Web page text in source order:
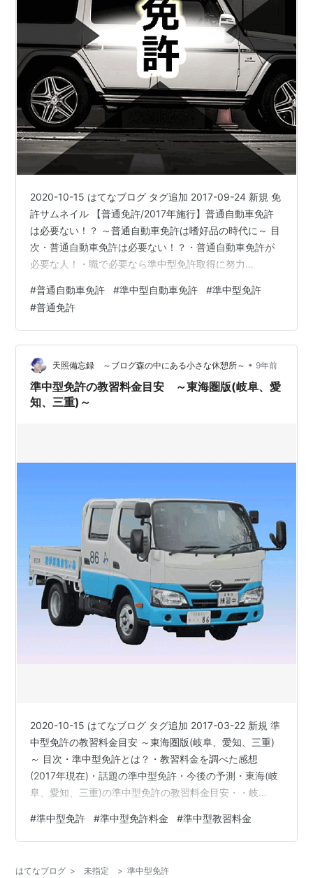
2020-10-15 はてなブログ タグ追加 2017-09-24 新規 免
許サムネイル 【普通免許/2017年施行】普通自動車免許
は必要ない！？ ～普通自動車免許は嗜好品の時代に～ 目
次・普通自動車免許は必要ない！？・普通自動車免許が
必要な人！・職で必要なら準中型免許取得に努力
考、引用◆◇その他、著作権の定められた条件(範囲)で
の利用◇ 準中型免許のまとめ ～２０１７年３月から準中
型免許新設～ - 天照備忘録 ～ブログ森の中にある小さな
休憩所～ 準中型免許の教習料金目安 ～東海圏版(岐阜、
愛知、三重)～ - 天照備忘録 ～ブログ森の中にある小…
#普通自動車免許 #準中型自動車免許 #準中型免許
#普通免許
天照備忘録 ～ブログ森の中にある小さな休憩所～ • 9年前
準中型免許の教習料金目安 ～東海圏版(岐阜、愛
知、三重)～
2020-10-15 はてなブログ タグ追加 2017-03-22 新規 準
中型免許の教習料金目安 ～東海圏版(岐阜、愛知、三重)
～ 目次・準中型免許とは？・教習料金を調べた感想
(2017年現在)・話題の準中型免許・今後の予測・東海(岐
阜、愛知、三重)の準中型免許の教習料金目安・・岐
他、著作権の定められた条件(範囲)での利用◇三田洞自動
車学校あいち自動車学校津ドライビングスクール 準中型
#準中型免許 #準中型免許料金 #準中型教習料金
はてなブログ > 未指定 > 準中型免許